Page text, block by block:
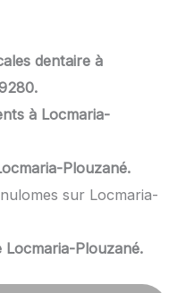
dentaire à
à Locmaria-
Plouzané.
sur Locmaria-
Plouzané.